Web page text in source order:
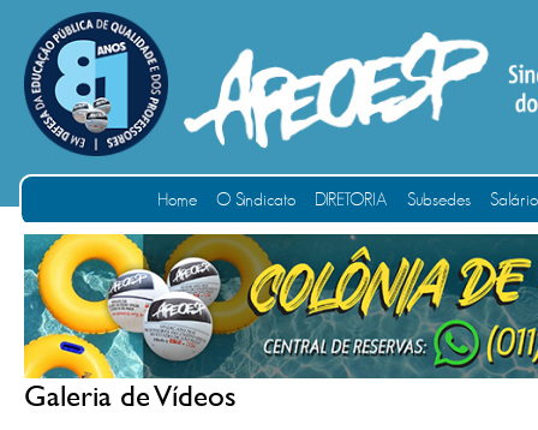
Home O Sindicato DIRETORIA Subsedes
Galeria de Vídeos